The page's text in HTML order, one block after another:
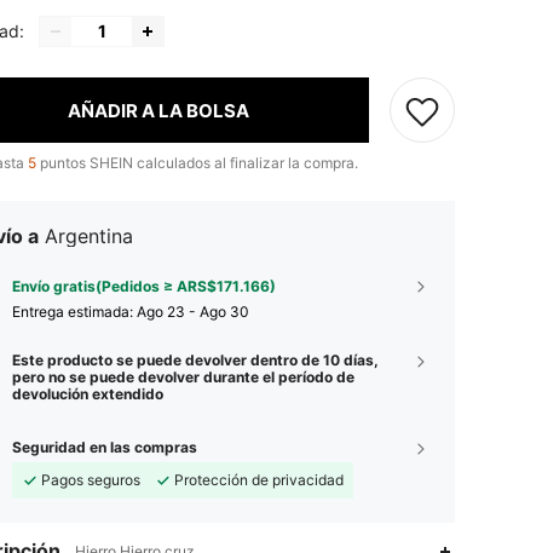
AÑADIR A LA BOLSA
5 puntos SHEIN calculados al finalizar la compra.
a Argentina
Envío gratis(Pedidos ≥ ARS$171.166)
Entrega estimada: Ago 23 - Ago 30
Este producto se puede devolver dentro de 10 días,
pero no se puede devolver durante el período de
devolución extendido
Seguridad en las compras
Pagos seguros
Protección de privacidad